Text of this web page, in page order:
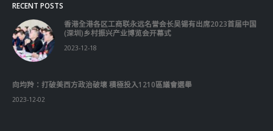
RECENT POSTS
香港全港各区工商联永远名誉会长吴锡有出席2023首届中国
(深圳)乡村振兴产业博览会开幕式
2023-12-18
向均羚：打破美西方政治破壞 積極投入1210區議會選舉
2023-12-02